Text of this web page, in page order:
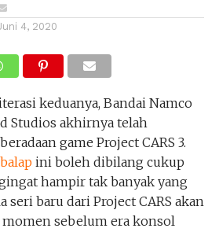
4, 2020
keduanya, Bandai Namco
Studios akhirnya telah
game Project CARS 3.
ini boleh dibilang cukup
hampir tak banyak yang
baru dari Project CARS akan
sebelum era konsol